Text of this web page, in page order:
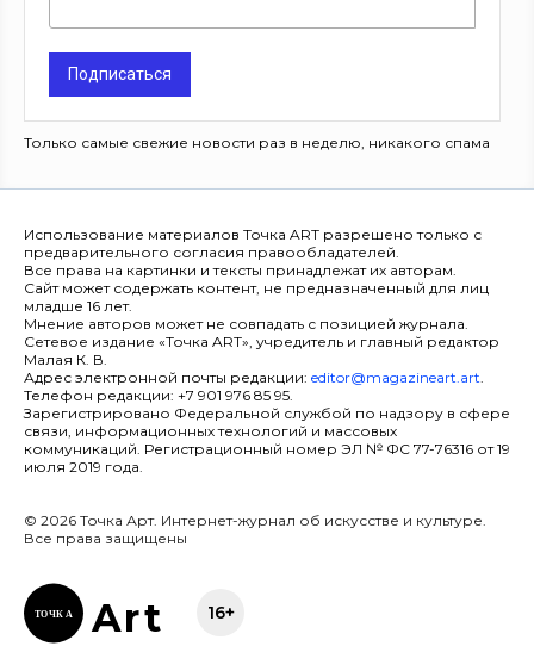
Подписаться
Только самые свежие новости раз в неделю, никакого спама
Использование материалов Точка ART разрешено только с
предварительного согласия правообладателей.
Все права на картинки и тексты принадлежат их авторам.
Сайт может содержать контент, не предназначенный для лиц
младше 16 лет.
Мнение авторов может не совпадать с позицией журнала.
Сетевое издание «Точка ART», учредитель и главный редактор
Малая К. В.
Адрес электронной почты редакции: editor@magazineart.art.
Телефон редакции: +7 901 976 85 95.
Зарегистрировано Федеральной службой по надзору в сфере
связи, информационных технологий и массовых
коммуникаций. Регистрационный номер ЭЛ № ФС 77-76316 от 19
июля 2019 года.
© 2026 Точка Арт. Интернет-журнал об искусстве и культуре.
Все права защищены
ТОЧК А Art 16+